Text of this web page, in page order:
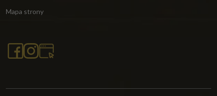
Mapa strony